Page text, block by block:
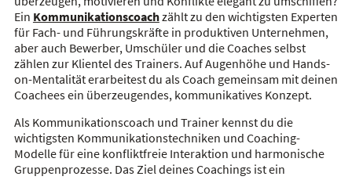
Ein Kommunikationscoachzählt zu den wichtigsten Experten
für Fach- und Führungskräfte in produktiven Unternehmen,
aber auch Bewerber, Umschüler und die Coaches selbst
zählen zur Klientel des Trainers. Auf Augenhöhe und Hands-
on-Mentalität erarbeitest du als Coach gemeinsam mit deinen
Coachees ein überzeugendes, kommunikatives Konzept.
Als Kommunikationscoach und Trainer kennst du die
wichtigsten Kommunikationstechniken und Coaching-
Modelle für eine konfliktfreie Interaktion und harmonische
Gruppenprozesse. Das Ziel deines Coachings ist ein